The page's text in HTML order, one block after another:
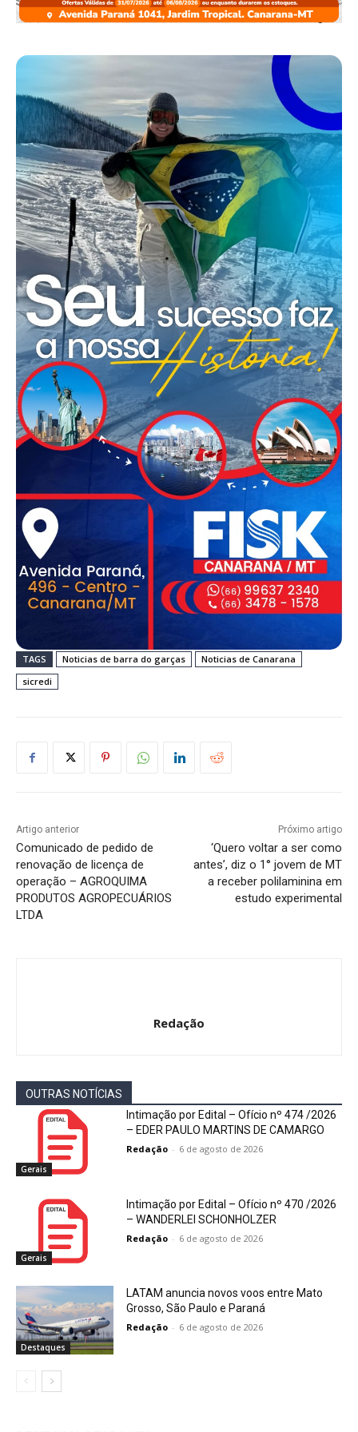
TAGS Noticias de barra do garças
Noticias de Canarana
sicredi
Artigo anterior
Comunicado de pedido de
renovação de licença de
operação – AGROQUIMA
PRODUTOS AGROPECUÁRIOS
LTDA
Próximo artigo
‘Quero voltar a ser como
antes’, diz o 1° jovem de MT
a receber polilaminina em
estudo experimental
Redação
OUTRAS NOTÍCIAS
Gerais
Intimação por Edital – Ofício nº 474 /2026
– EDER PAULO MARTINS DE CAMARGO
Redação - 6 de agosto de 2026
Gerais
Intimação por Edital – Ofício nº 470 /2026
– WANDERLEI SCHONHOLZER
Redação - 6 de agosto de 2026
Destaques
LATAM anuncia novos voos entre Mato
Grosso, São Paulo e Paraná
Redação - 6 de agosto de 2026